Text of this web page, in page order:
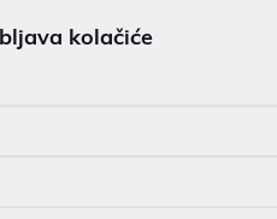
d.o.o. ne odgovara za
artikala su ilustrativne prirode te
kolačiće